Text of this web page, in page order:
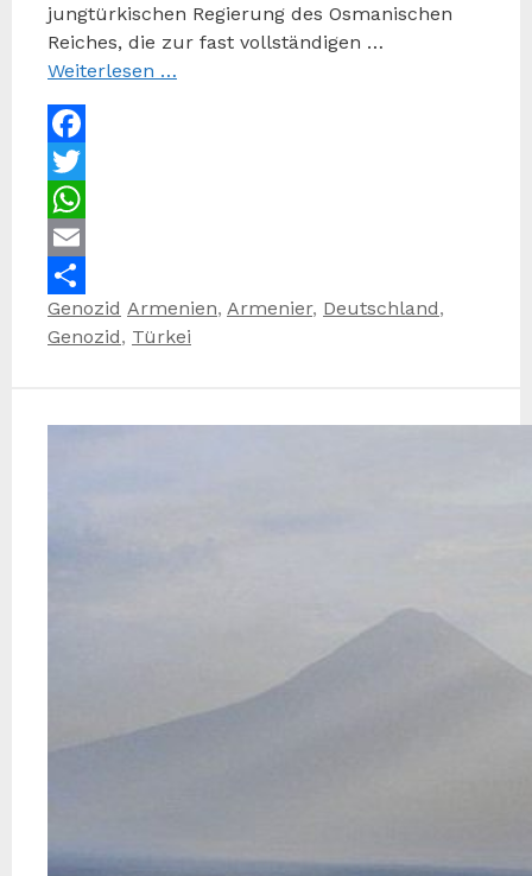
jungtürkischen Regierung des Osmanischen
Reiches, die zur fast vollständigen …
Weiterlesen …
Facebook
Twitter
WhatsApp
Email
Teilen
Kategorien
Genozid Schlagwörter
Armenien, Armenier, Deutschland,
Genozid, Türkei